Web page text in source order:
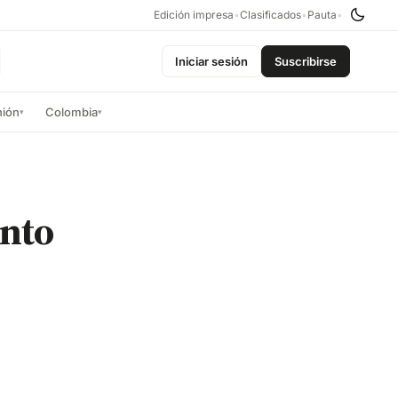
Edición impresa •Clasificados• Pauta •
Iniciar sesión Suscribirse
▾ Colombia▾